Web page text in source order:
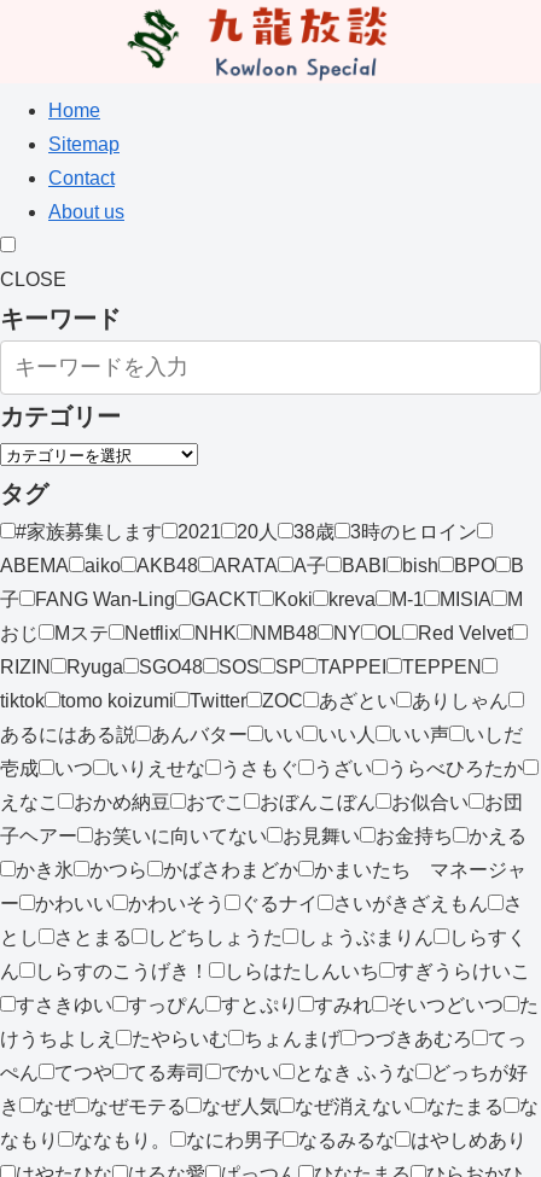
Home
Sitemap
Contact
About us
CLOSE
キーワード
カテゴリー
タグ
#家族募集します 2021 20人 38歳
3時のヒロイン
ABEMA
aiko AKB48 ARATA A子 BABI bish BPO
B
子
FANG Wan-Ling GACKT Koki kreva M-1 MISIA
M
おじ
Mステ Netflix NHK NMB48 NY OL
Red Velvet
RIZIN
Ryuga SGO48 SOS SP TAPPEI
TEPPEN
tiktok
tomo koizumi Twitter ZOC あざとい
ありしゃん
あるにはある説
あんバター いい いい人 いい声
いしだ
壱成
いつ いりえせな うさもぐ うざい
うらべひろたか
えなこ
おかめ納豆 おでこ おぼんこぼん お似合い
お団
子ヘアー
お笑いに向いてない お見舞い お金持ち
かえる
かき氷
かつら かばさわまどか
かまいたち マネージャ
ー
かわいい かわいそう ぐるナイ さいがきざえもん
さ
とし
さとまる しどちしょうた しょうぶまりん
しらすく
ん
しらすのこうげき！ しらはたしんいち
すぎうらけいこ
すさきゆい
すっぴん すとぷり すみれ そいつどいつ
た
けうちよしえ
たやらいむ ちょんまげ つづきあむろ
てっ
ぺん
てつや てる寿司 でかい となき ふうな
どっちが好
き
なぜ なぜモテる なぜ人気 なぜ消えない なたまる
な
なもり
ななもり。 なにわ男子 なるみるな
はやしめあり